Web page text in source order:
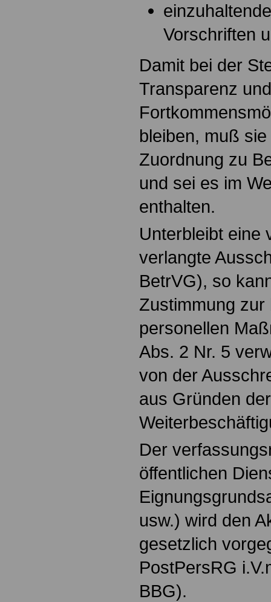
Vorschriften
Damit bei der
Transparenz
bleiben, muß
Zuordnung zu
und sei es im
enthalten.
Unterbleibt eine
verlangte
BetrVG), so
Zustimmung
personellen
Abs. 2 Nr. 5
von der
aus Gründen
Der
öffentlichen
usw.) wird den
gesetzlich
PostPersRG
BBG).